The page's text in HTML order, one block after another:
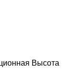
Высота